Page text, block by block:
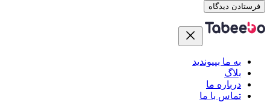
فرستادن دیدگاه
به ما بپیوندید
بلاگ
درباره ما
تماس با ما